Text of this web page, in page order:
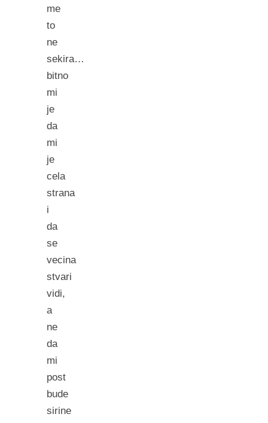
me
to
ne
sekira…
bitno
mi
je
da
mi
je
cela
strana
i
da
se
vecina
stvari
vidi,
a
ne
da
mi
post
bude
sirine